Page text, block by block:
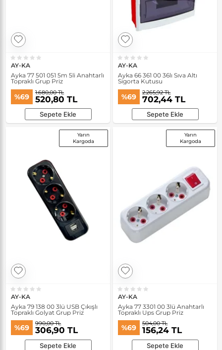
AY-KA
Ayka 77 501 051 5m 5li Anahtarlı
Topraklı Grup Priz
%69 1.680,00 TL
520,80 TL
Sepete Ekle
AY-KA
Ayka 66 361 00 36lı Sıva Altı
Sigorta Kutusu
%69 2.265,92 TL
702,44 TL
Sepete Ekle
Yarın
Kargoda
AY-KA
Ayka 79 138 00 3lü USB Çıkışlı
Topraklı Golyat Grup Priz
%69 990,00 TL
306,90 TL
Sepete Ekle
Yarın
Kargoda
AY-KA
Ayka 77 3301 00 3lü Anahtarlı
Topraklı Ups Grup Priz
%69 504,00 TL
156,24 TL
Sepete Ekle